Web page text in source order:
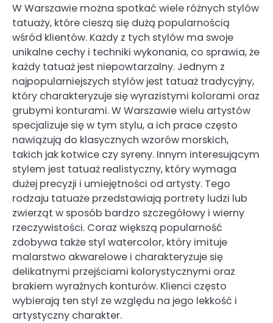
W Warszawie można spotkać wiele różnych stylów
tatuaży, które cieszą się dużą popularnością
wśród klientów. Każdy z tych stylów ma swoje
unikalne cechy i techniki wykonania, co sprawia, że
każdy tatuaż jest niepowtarzalny. Jednym z
najpopularniejszych stylów jest tatuaż tradycyjny,
który charakteryzuje się wyrazistymi kolorami oraz
grubymi konturami. W Warszawie wielu artystów
specjalizuje się w tym stylu, a ich prace często
nawiązują do klasycznych wzorów morskich,
takich jak kotwice czy syreny. Innym interesującym
stylem jest tatuaż realistyczny, który wymaga
dużej precyzji i umiejętności od artysty. Tego
rodzaju tatuaże przedstawiają portrety ludzi lub
zwierząt w sposób bardzo szczegółowy i wierny
rzeczywistości. Coraz większą popularność
zdobywa także styl watercolor, który imituje
malarstwo akwarelowe i charakteryzuje się
delikatnymi przejściami kolorystycznymi oraz
brakiem wyraźnych konturów. Klienci często
wybierają ten styl ze względu na jego lekkość i
artystyczny charakter.